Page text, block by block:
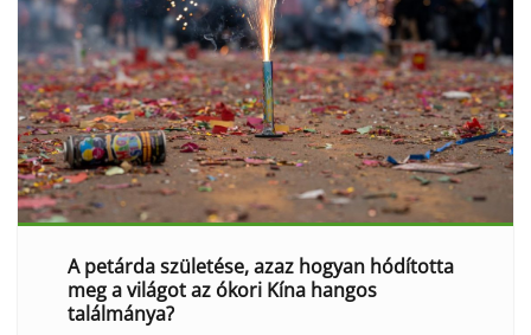
A petárda születése, azaz hogyan hódította
meg a világot az ókori Kína hangos
találmánya?